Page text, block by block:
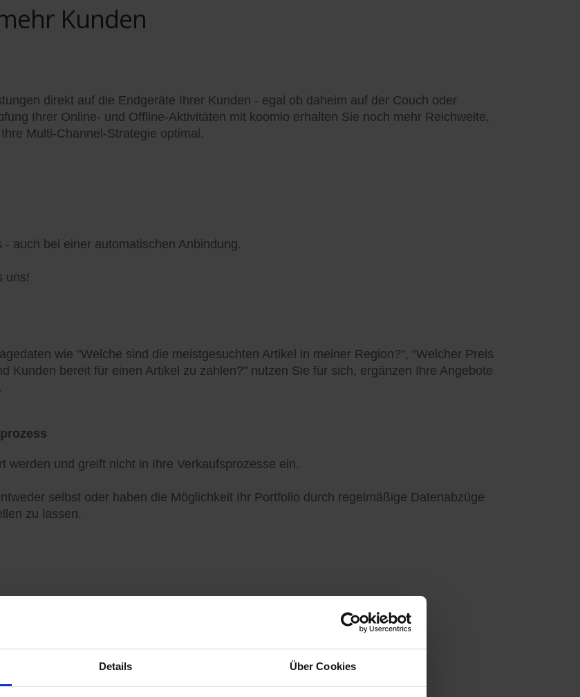
Details Über Cookies
Kunden
direkt auf die Endgeräte Ihrer Kunden - egal ob daheim auf der Couch oder
Ihrer Online- und Offline-Aktivitäten mit koomio erhalten Sie noch mehr Reichweite,
Multi-Channel-Strategie optimal.
auch bei einer automatischen Anbindung.
uns!
wie "Welche sind die meistgesuchten Artikel in meiner Region?", "Welcher Preis
Kunden bereit für einen Artikel zu zahlen?" nutzen Sie für sich, ergänzen Ihre Angebote
werden und greift nicht in Ihre Verkaufsprozesse ein.
selbst oder haben die Möglichkeit Ihr Portfolio durch regelmäßige Datenabzüge
zu lassen.